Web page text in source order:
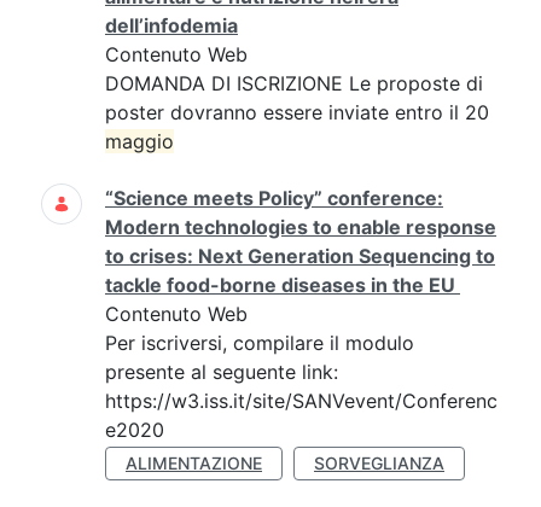
dell’infodemia
Contenuto Web
DOMANDA DI ISCRIZIONE Le proposte di
poster dovranno essere inviate entro il 20
maggio
“Science meets Policy” conference:
Modern technologies to enable response
to crises: Next Generation Sequencing to
tackle food-borne diseases in the EU
Contenuto Web
Per iscriversi, compilare il modulo
presente al seguente link:
https://w3.iss.it/site/SANVevent/Conferenc
e2020
ALIMENTAZIONE SORVEGLIANZA